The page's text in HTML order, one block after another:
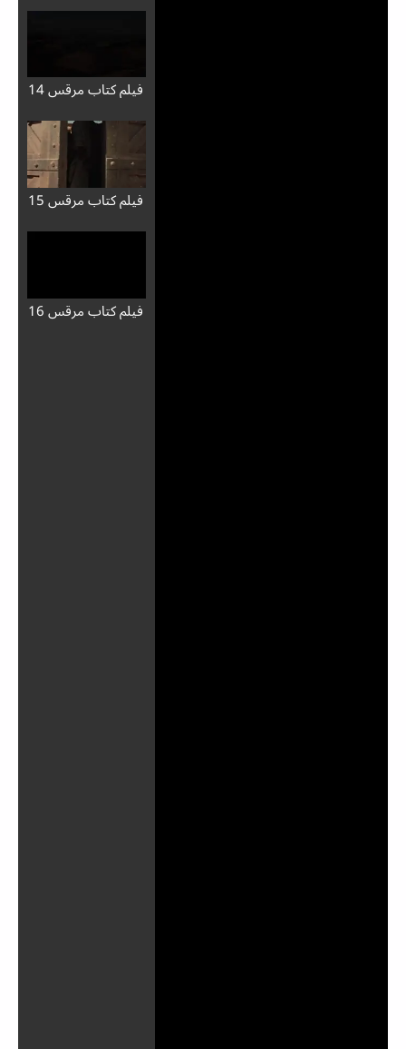
فيلم كتاب مرقس 14
فيلم كتاب مرقس 15
فيلم كتاب مرقس 16